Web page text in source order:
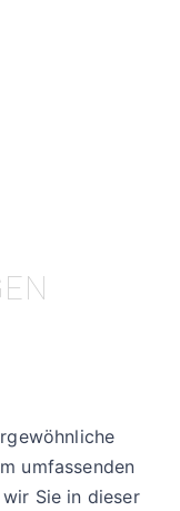
umfassenden
Sie in dieser